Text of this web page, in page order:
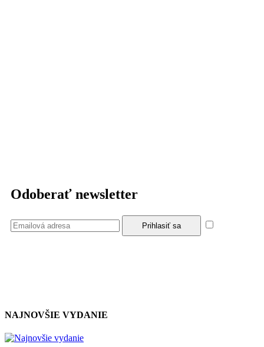
Odoberať newsletter
NAJNOVŠIE VYDANIE